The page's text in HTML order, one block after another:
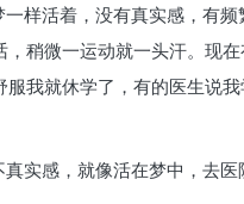
样活着，没有真实感，有
，稍微一运动就一头汗。现
服我就休学了，有的医生说
实感，就像活在梦中，去